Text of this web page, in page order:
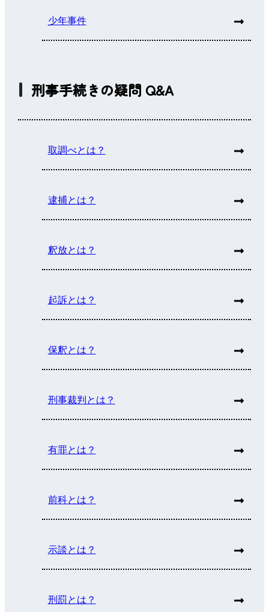
少年事件
刑事手続きの疑問 Q&A
取調べとは？
逮捕とは？
釈放とは？
起訴とは？
保釈とは？
刑事裁判とは？
有罪とは？
前科とは？
示談とは？
刑罰とは？